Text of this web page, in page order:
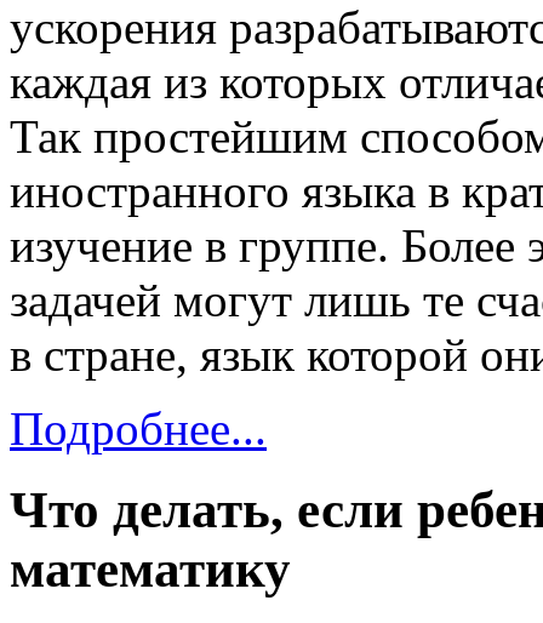
ускорения
каждая из которых
Так простейшим
иностранного языка в
изучение в группе. Более
задачей могут лишь те
в стране, язык которой
Подробнее...
Что делать, если
математику